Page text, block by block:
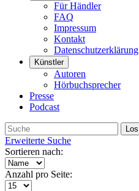
Für Händler
FAQ
Impressum
Kontakt
Datenschutzerklärung
Künstler
Autoren
Hörbuchsprecher
Presse
Podcast
Erweiterte Suche
Sortieren nach:
Anzahl pro Seite: